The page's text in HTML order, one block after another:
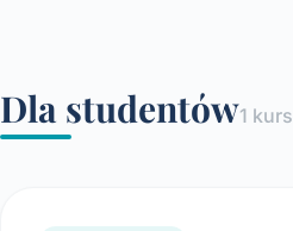
Dla studentów1 kurs